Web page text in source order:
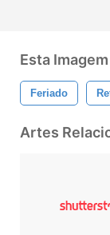
Esta
Feriado
Artes